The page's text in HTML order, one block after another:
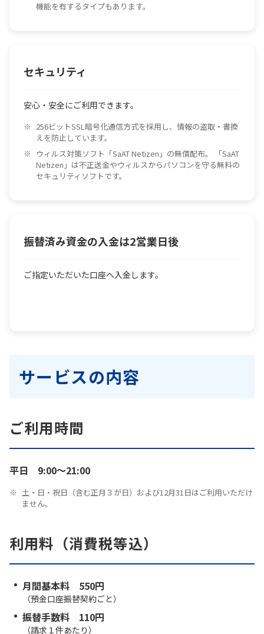
機能を有するタイプもあります。
セキュリティ
安心・安全にご利用できます。
256ビットSSL暗号化通信方式を採用し、情報の盗取・書換
えを防止しています。
ウィルス対策ソフト「SaAT Netizen」の無償配布。 「SaAT
Netizen」は不正送金やウィルスからパソコンを守る無料の
セキュリティソフトです。
振替済み資金の入金は2営業日後
ご指定いただいた口座へ入金します。
サービスの内容
ご利用時間
平日 9:00～21:00
土・日・祝日（含む正月３が日）および12月31日はご利用いただけ
ません。
利用料（消費税等込）
月間基本料 550円
（預金口座振替契約ごと）
振替手数料 110円
（請求１件あたり）